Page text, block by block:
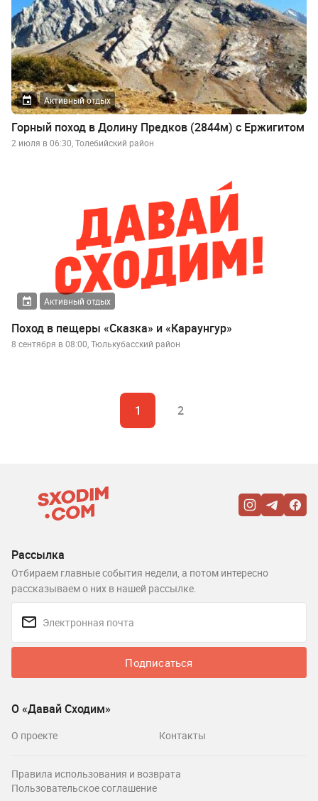
Активный отдых
Горный поход в Долину Предков (2844м) с Ержигитом
2 июля в 06:30, Толебийский район
Активный отдых
Поход в пещеры «Сказка» и «Караунгур»
8 сентября в 08:00, Тюлькубасский район
1 2
Рассылка
Отбираем главные события недели, а потом интересно
рассказываем о них в нашей рассылке.
Подписаться
О «Давай Сходим»
О проекте Контакты
Правила использования и возврата
Пользовательское соглашение